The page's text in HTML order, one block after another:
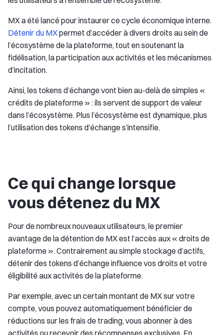
MX a été lancé pour instaurer ce cycle économique interne.
Détenir du MXpermet d’accéder à divers droits au sein de
l’écosystème de la plateforme, tout en soutenant la
fidélisation, la participation aux activités et les mécanismes
d’incitation.
Ainsi, les tokens d’échange vont bien au-delà de simples «
crédits de plateforme » : ils servent de support de valeur
dans l’écosystème. Plus l’écosystème est dynamique, plus
l’utilisation des tokens d’échange s’intensifie.
Ce qui change lorsque
vous détenez du MX
Pour de nombreux nouveaux utilisateurs, le premier
avantage de la détention de MX est l’accès aux « droits de
plateforme ». Contrairement au simple stockage d’actifs,
détenir des tokens d’échange influence vos droits et votre
éligibilité aux activités de la plateforme.
Par exemple, avec un certain montant de MX sur votre
compte, vous pouvez automatiquement bénéficier de
réductions sur les frais de trading, vous abonner à des
activités ou recevoir des récompenses exclusives. En